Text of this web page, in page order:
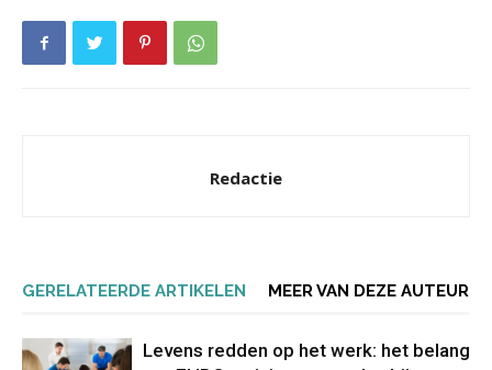
Redactie
GERELATEERDE ARTIKELEN MEER VAN DEZE AUTEUR
Levens redden op het werk: het belang